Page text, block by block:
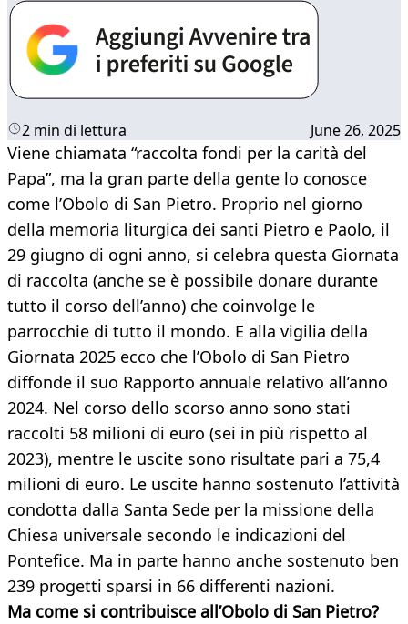
2 min di lettura June 26, 2025
Viene chiamata “raccolta fondi per la carità del
Papa”, ma la gran parte della gente lo conosce
come l’Obolo di San Pietro. Proprio nel giorno
della memoria liturgica dei santi Pietro e Paolo, il
29 giugno di ogni anno, si celebra questa Giornata
di raccolta (anche se è possibile donare durante
tutto il corso dell’anno) che coinvolge le
parrocchie di tutto il mondo. E alla vigilia della
Giornata 2025 ecco che l’Obolo di San Pietro
diffonde il suo Rapporto annuale relativo all’anno
2024. Nel corso dello scorso anno sono stati
raccolti 58 milioni di euro (sei in più rispetto al
2023), mentre le uscite sono risultate pari a 75,4
milioni di euro. Le uscite hanno sostenuto l’attività
condotta dalla Santa Sede per la missione della
Chiesa universale secondo le indicazioni del
Pontefice. Ma in parte hanno anche sostenuto ben
239 progetti sparsi in 66 differenti nazioni.
Ma come si contribuisce all’Obolo di San Pietro?